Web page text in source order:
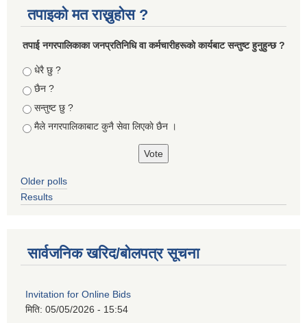
तपाइको मत राख्नुहोस ?
तपा‌ई नगरपालिकाका जनप्रतिनिधि वा कर्मचारीहरूकाे कार्यबाट सन्तुष्ट हुनुहुन्छ ?
Choices
धेरै छु ?
छैन ?
सन्तुष्ट छु ?
मैले नगरपालिकाबाट कुनै सेवा लिएकाे छैन ।
Older polls
Results
सार्वजनिक खरिद/बोलपत्र सूचना
Invitation for Online Bids
मिति: 05/05/2026 - 15:54